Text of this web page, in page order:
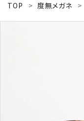
TOP 度無メガネ